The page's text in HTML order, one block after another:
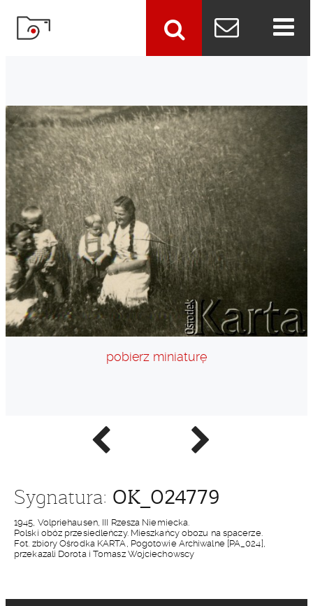
Poprzednie
zdjęcie
Następne
zdjęcie
pobierz miniaturę
Sygnatura: OK_024779
1945, Volpriehausen, III Rzesza Niemiecka.
Polski obóz przesiedleńczy. Mieszkańcy obozu na spacerze.
Fot. zbiory Ośrodka KARTA, Pogotowie Archiwalne [PA_024],
przekazali Dorota i Tomasz Wojciechowscy